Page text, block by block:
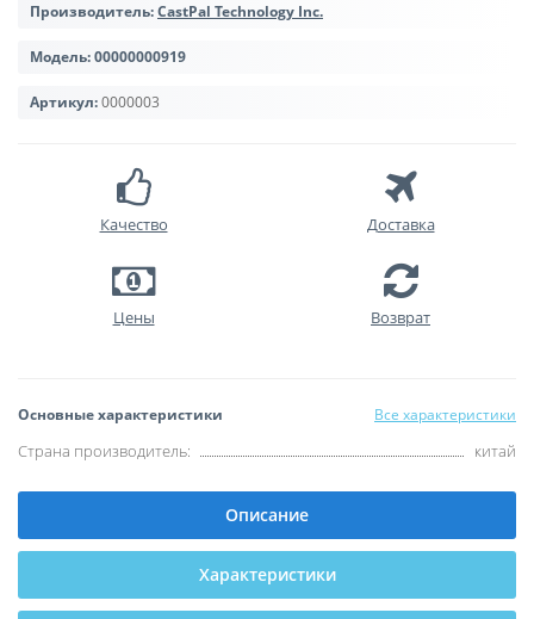
Производитель:CastPal Technology Inc.
Модель:00000000919
Артикул:0000003
Качество Доставка
Цены Возврат
Основные характеристики Все характеристики
Страна производитель: китай
Описание
Характеристики